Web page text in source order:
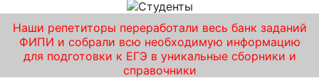
Наши репетиторы переработали весь банк заданий
ФИПИ и собрали всю необходимую информацию
для подготовки к ЕГЭ в уникальные сборники и
справочники